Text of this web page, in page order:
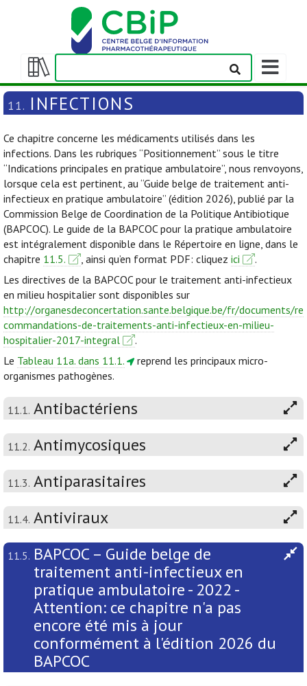
Afficher/masquer
la
table
matières
Afficher/
la
barre
navigation
11. INFECTIONS
Ce chapitre concerne les médicaments utilisés dans les
infections. Dans les rubriques “Positionnement” sous le titre
“Indications principales en pratique ambulatoire”, nous renvoyons,
lorsque cela est pertinent, au “Guide belge de traitement anti-
infectieux en pratique ambulatoire” (édition 2026), publié par la
Commission Belge de Coordination de la Politique Antibiotique
(BAPCOC). Le guide de la BAPCOC pour la pratique ambulatoire
est intégralement disponible dans le Répertoire en ligne, dans le
chapitre 11.5. , ainsi qu’en format PDF: cliquez ici
.
Les directives de la BAPCOC pour le traitement anti-infectieux
en milieu hospitalier sont disponibles sur
http://organesdeconcertation.sante.belgique.be/fr/documents/re
commandations-de-traitements-anti-infectieux-en-milieu-
hospitalier-2017-integral
.
Le Tableau 11a. dans 11.1.
reprend les principaux micro-
organismes pathogènes.
11.1. Antibactériens
11.2. Antimycosiques
11.3. Antiparasitaires
11.4. Antiviraux
11.5. BAPCOC – Guide belge de
traitement anti-infectieux en
pratique ambulatoire - 2022 -
Attention: ce chapitre n'a pas
encore été mis à jour
conformément à l'édition 2026 du
BAPCOC